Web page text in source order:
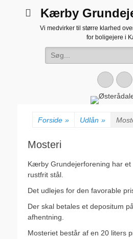
Kærby
Vi medvirker til større klarhed
for boligejere i
Søg
efter:
Forside » Udlån »
Mosteri
Kærby Grundejerforening har et
rustfrit stål.
Det udlejes for den favorable
Der skal betales et depositum
afhentning.
Mosteriet består af en 20 liters